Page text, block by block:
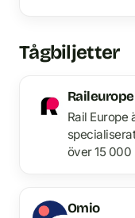
Tågbiljetter
Raileurope
Rail Europe
över 15
Omio